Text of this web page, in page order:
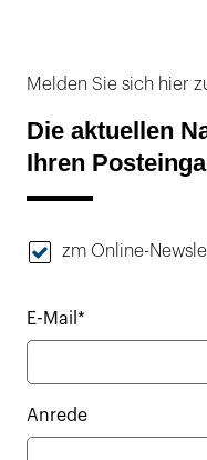
Melden Sie sich hier
Die aktuellen
Ihren
zm Online-
E-Mail*
Anrede